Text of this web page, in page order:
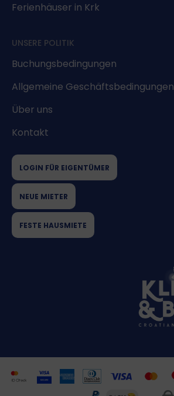
Ferienhäuser in Krk
UNSERE POLITIK
Buchungsbedingungen
Allgemeine Geschäftsbedingungen
Über uns
Kontakt
LOGIN FÜR EIGENTÜMER
NEUE MIETER
FESTE HAUSMIETE